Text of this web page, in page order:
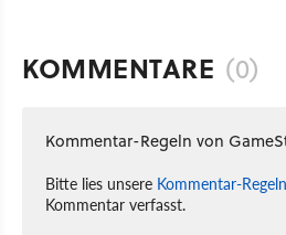
KOMMENTARE (0)
Kommentar-Regeln von
Bitte lies unsere Kommentar-Regeln
Kommentar verfasst.